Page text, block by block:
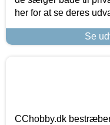
her for at se deres
Se
CChobby.dk